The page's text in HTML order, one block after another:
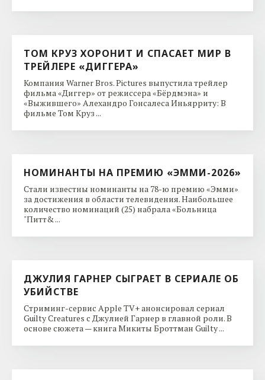
ТОМ КРУЗ ХОРОНИТ И СПАСАЕТ МИР В
ТРЕЙЛЕРЕ «ДИГГЕРА»
Компания Warner Bros. Pictures выпустила трейлер
фильма «Диггер» от режиссера «Бёрдмэна» и
«Выжившего» Алехандро Гонсалеса Иньярриту: В
фильме Том Круз ...
НОМИНАНТЫ НА ПРЕМИЮ «ЭММИ-2026»
Стали известны номинанты на 78-ю премию «Эмми»
за достижения в области телевидения. Наибольшее
количество номинаций (25) набрала «Больница
"Питт& ...
ДЖУЛИЯ ГАРНЕР СЫГРАЕТ В СЕРИАЛЕ ОБ
УБИЙСТВЕ
Стриминг-сервис Apple TV+ анонсировал сериал
Guilty Creatures с Джулией Гарнер в главной роли. В
основе сюжета — книга Микиты Броттман Guilty ...